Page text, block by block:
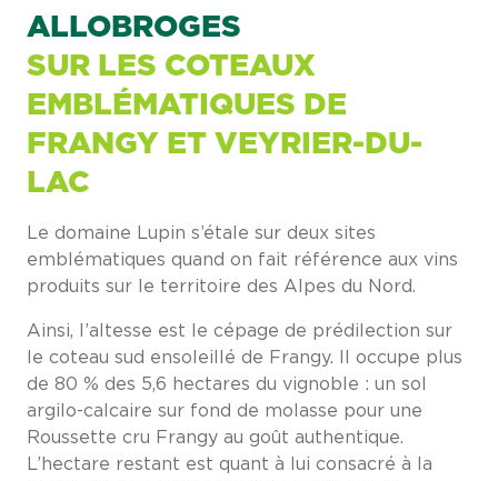
ALLOBROGES
SUR LES COTEAUX
EMBLÉMATIQUES DE
FRANGY ET VEYRIER-DU-
LAC
Le domaine Lupin s’étale sur deux sites
emblématiques quand on fait référence aux vins
produits sur le territoire des Alpes du Nord.
Ainsi, l’altesse est le cépage de prédilection sur
le coteau sud ensoleillé de Frangy. Il occupe plus
de 80 % des 5,6 hectares du vignoble : un sol
argilo-calcaire sur fond de molasse pour une
Roussette cru Frangy au goût authentique.
L’hectare restant est quant à lui consacré à la